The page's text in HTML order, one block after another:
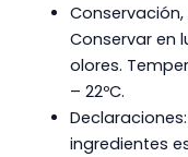
Conservar en
olores.
– 22ºC.
ingredientes